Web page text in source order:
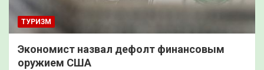
ТУРИЗМ
Экономист назвал дефолт финансовым
оружием США